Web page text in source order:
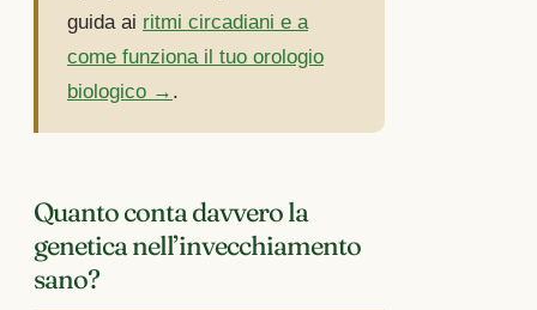
guida ai ritmi circadiani e a
come funziona il tuo orologio
biologico → .
Quanto conta davvero la
genetica nell’invecchiamento
sano?